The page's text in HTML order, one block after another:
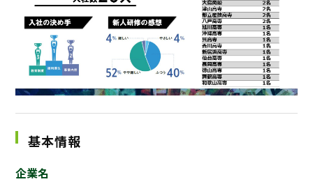
基本情報
企業名